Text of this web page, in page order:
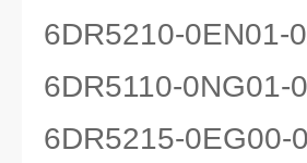
6DR5210-0EN01-
6DR5110-0NG01-
6DR5215-0EG00-